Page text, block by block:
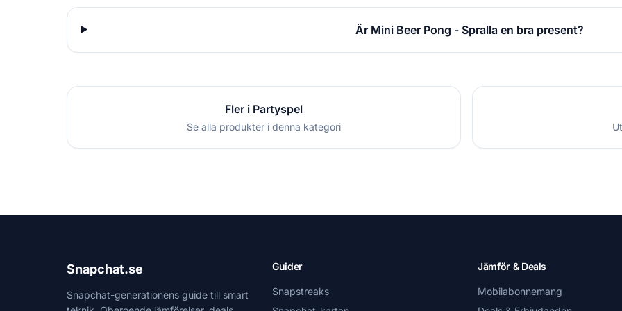
Är Mini Beer Pong - Spralla en bra present?
Fler i Partyspel
Se alla produkter i denna kategori
Snapchat.se
Snapchat-generationens guide till smart
Guider
Snapstreaks
Jämför & Deals
Mobilabonnemang